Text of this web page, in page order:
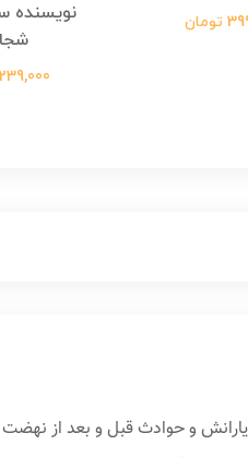
نویسنده
239,000 تومان
و حوادث قبل و بعد از نهضت